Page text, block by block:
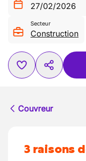
27/02/2026
Secteur
Construction
Couvreur
3 raisons